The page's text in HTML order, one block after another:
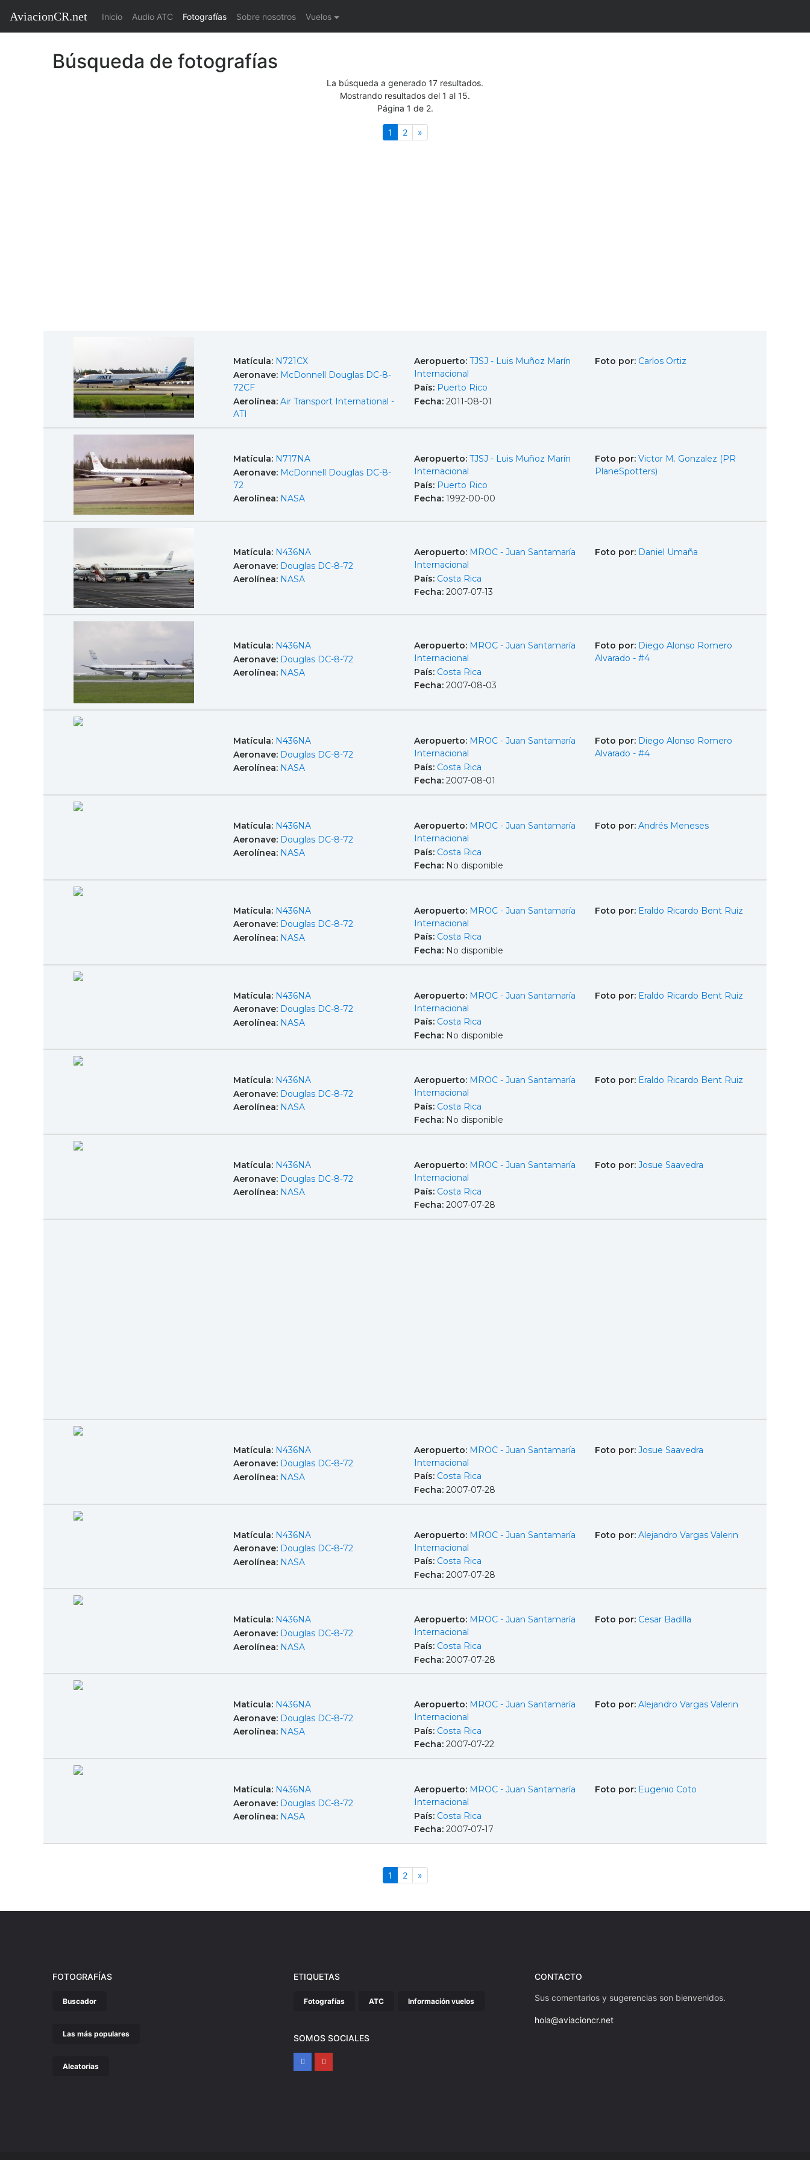
AviacionCR.net Inicio(current)
Audio ATC Fotografías Sobre nosotros Vuelos
Búsqueda de fotografías
La búsqueda a generado 17 resultados.
Mostrando resultados del 1 al 15.
Página 1 de 2.
1 (actual)
2 »Siguiente
Matícula: N721CX
Aeronave: McDonnell Douglas DC-8-
72CF
Aerolínea: Air Transport International -
ATI
Aeropuerto: TJSJ - Luis Muñoz Marín
Internacional
País: Puerto Rico
Fecha: 2011-08-01
Foto por: Carlos Ortiz
Matícula: N717NA
Aeronave: McDonnell Douglas DC-8-
72
Aerolínea: NASA
Aeropuerto: TJSJ - Luis Muñoz Marín
Internacional
País: Puerto Rico
Fecha: 1992-00-00
Foto por: Victor M. Gonzalez (PR
PlaneSpotters)
Matícula: N436NA
Aeronave: Douglas DC-8-72
Aerolínea: NASA
Aeropuerto: MROC - Juan Santamaría
Internacional
País: Costa Rica
Fecha: 2007-07-13
Foto por: Daniel Umaña
Matícula: N436NA
Aeronave: Douglas DC-8-72
Aerolínea: NASA
Aeropuerto: MROC - Juan Santamaría
Internacional
País: Costa Rica
Fecha: 2007-08-03
Foto por: Diego Alonso Romero
Alvarado - #4
Matícula: N436NA
Aeronave: Douglas DC-8-72
Aerolínea: NASA
Aeropuerto: MROC - Juan Santamaría
Internacional
País: Costa Rica
Fecha: 2007-08-01
Foto por: Diego Alonso Romero
Alvarado - #4
Matícula: N436NA
Aeronave: Douglas DC-8-72
Aerolínea: NASA
Aeropuerto: MROC - Juan Santamaría
Internacional
País: Costa Rica
Fecha: No disponible
Foto por: Andrés Meneses
Matícula: N436NA
Aeronave: Douglas DC-8-72
Aerolínea: NASA
Aeropuerto: MROC - Juan Santamaría
Internacional
País: Costa Rica
Fecha: No disponible
Foto por: Eraldo Ricardo Bent Ruiz
Matícula: N436NA
Aeronave: Douglas DC-8-72
Aerolínea: NASA
Aeropuerto: MROC - Juan Santamaría
Internacional
País: Costa Rica
Fecha: No disponible
Foto por: Eraldo Ricardo Bent Ruiz
Matícula: N436NA
Aeronave: Douglas DC-8-72
Aerolínea: NASA
Aeropuerto: MROC - Juan Santamaría
Internacional
País: Costa Rica
Fecha: No disponible
Foto por: Eraldo Ricardo Bent Ruiz
Matícula: N436NA
Aeronave: Douglas DC-8-72
Aerolínea: NASA
Aeropuerto: MROC - Juan Santamaría
Internacional
País: Costa Rica
Fecha: 2007-07-28
Foto por: Josue Saavedra
Matícula: N436NA
Aeronave: Douglas DC-8-72
Aerolínea: NASA
Aeropuerto: MROC - Juan Santamaría
Internacional
País: Costa Rica
Fecha: 2007-07-28
Foto por: Josue Saavedra
Matícula: N436NA
Aeronave: Douglas DC-8-72
Aerolínea: NASA
Aeropuerto: MROC - Juan Santamaría
Internacional
País: Costa Rica
Fecha: 2007-07-28
Foto por: Alejandro Vargas Valerin
Matícula: N436NA
Aeronave: Douglas DC-8-72
Aerolínea: NASA
Aeropuerto: MROC - Juan Santamaría
Internacional
País: Costa Rica
Fecha: 2007-07-28
Foto por: Cesar Badilla
Matícula: N436NA
Aeronave: Douglas DC-8-72
Aerolínea: NASA
Aeropuerto: MROC - Juan Santamaría
Internacional
País: Costa Rica
Fecha: 2007-07-22
Foto por: Alejandro Vargas Valerin
Matícula: N436NA
Aeronave: Douglas DC-8-72
Aerolínea: NASA
Aeropuerto: MROC - Juan Santamaría
Internacional
País: Costa Rica
Fecha: 2007-07-17
Foto por: Eugenio Coto
1 (actual)
2 »Siguiente
FOTOGRAFÍAS
Buscador
Las más populares
Aleatorias
ETIQUETAS
Fotografías ATC Información vuelos
SOMOS SOCIALES
CONTACTO
Sus comentarios y sugerencias son bienvenidos.
hola@aviacioncr.net